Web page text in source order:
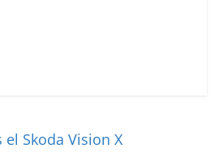
Skoda Vision X